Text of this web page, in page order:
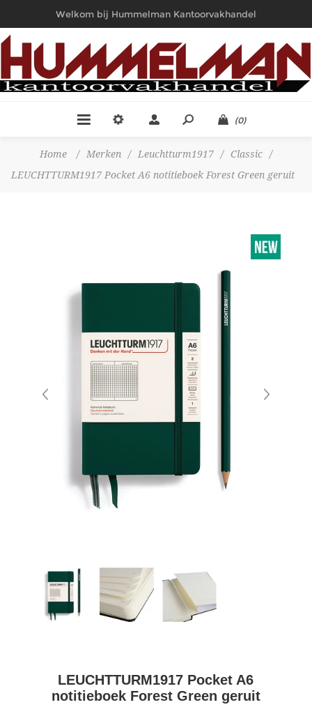
Welkom bij Hummelman Kantoorvakhandel
(0)
Home / Merken / Leuchtturm1917 / Classic
/
LEUCHTTURM1917 Pocket A6 notitieboek Forest Green geruit
LEUCHTTURM1917 Pocket A6
notitieboek Forest Green geruit